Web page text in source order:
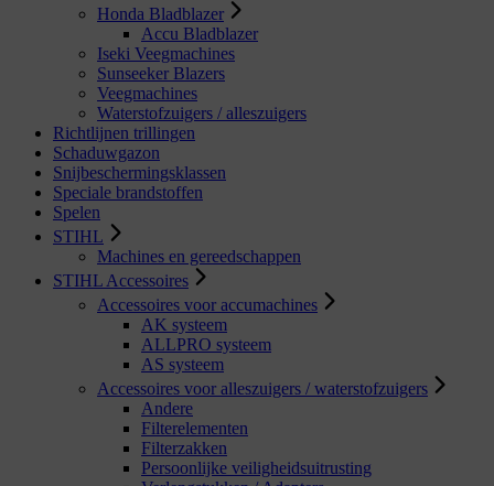
Honda Bladblazer
Accu Bladblazer
Iseki Veegmachines
Sunseeker Blazers
Veegmachines
Waterstofzuigers / alleszuigers
Richtlijnen trillingen
Schaduwgazon
Snijbeschermingsklassen
Speciale brandstoffen
Spelen
STIHL
Machines en gereedschappen
STIHL Accessoires
Accessoires voor accumachines
AK systeem
ALLPRO systeem
AS systeem
Accessoires voor alleszuigers / waterstofzuigers
Andere
Filterelementen
Filterzakken
Persoonlijke veiligheidsuitrusting